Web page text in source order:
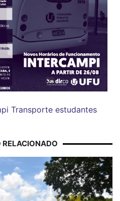
Transporte estudantes